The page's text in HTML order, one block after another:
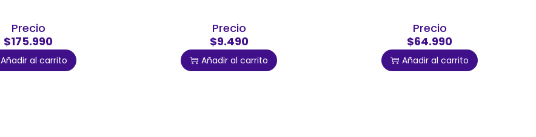
Precio
$175.990
Añadir al carrito
Precio
$9.490
Añadir al carrito
Precio
$64.990
Añadir al carrito